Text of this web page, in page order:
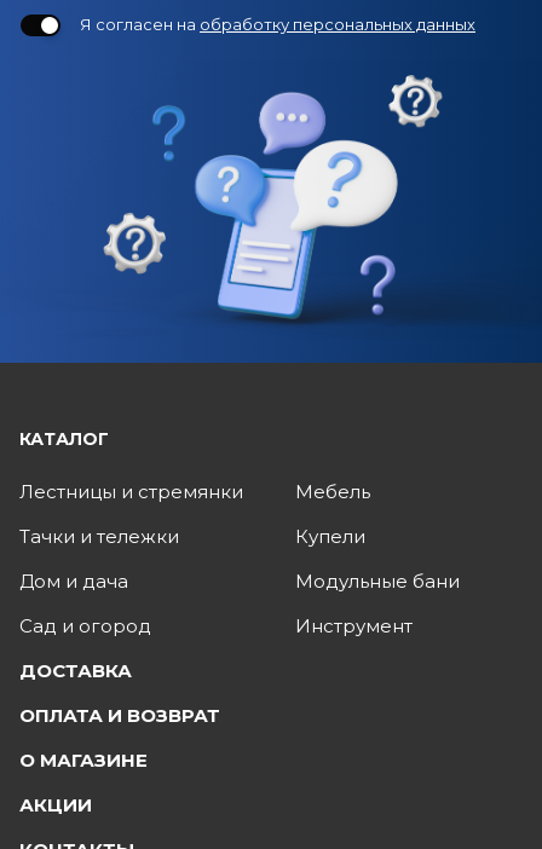
Я согласен на обработку персональных данных
КАТАЛОГ
Лестницы и стремянки
Тачки и тележки
Дом и дача
Сад и огород
Мебель
Купели
Модульные бани
Инструмент
ДОСТАВКА
ОПЛАТА И ВОЗВРАТ
О МАГАЗИНЕ
АКЦИИ